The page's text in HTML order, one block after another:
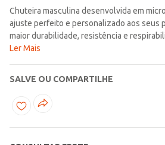
Chuteira masculina desenvolvida em
ajuste perfeito e personalizado aos seus
maior durabilidade, resistência e
em tecido espumado, bico redondo, ajuste
Conta também com a tecnologia
posicionadas no solado que facilitam a
maior liberdade de movimento. Domine o
Ler Mais
SALVE OU COMPARTILHE